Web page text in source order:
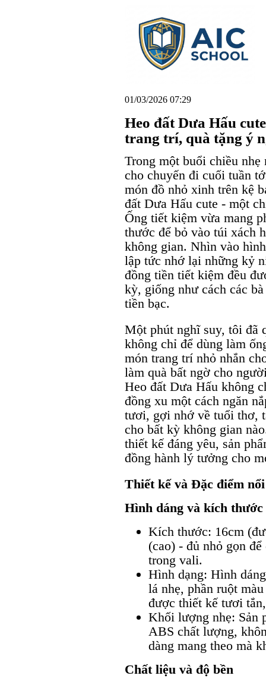
01/03/2026 07:29
Heo đất Dưa Hấu
trang trí, quà tặng ý
Trong một buổi chiều
cho chuyến đi cuối tuần
món đồ nhỏ xinh trên kệ
đất Dưa Hấu cute - một
Ống tiết kiệm vừa mang
thước để bỏ vào túi xách
không gian. Nhìn vào
lập tức nhớ lại những kỷ
đồng tiền tiết kiệm đều
kỳ, giống như cách các
tiền bạc.
Một phút nghĩ suy, tôi đã
không chỉ để dùng làm
món trang trí nhỏ nhắn
làm quà bất ngờ cho
Heo đất Dưa Hấu không
đồng xu một cách ngăn
tươi, gợi nhớ về tuổi thơ,
cho bất kỳ không gian
thiết kế đáng yêu, sản
đồng hành lý tưởng cho
Thiết kế và Đặc điểm
Hình dáng và kích thước
Kích thước: 16cm
(cao) - đủ nhỏ gọn
trong vali.
Hình dạng: Hình
lá nhẹ, phần ruột
được thiết kế tươi
Khối lượng nhẹ: Sản
ABS chất lượng,
dàng mang theo mà
Chất liệu và độ bền